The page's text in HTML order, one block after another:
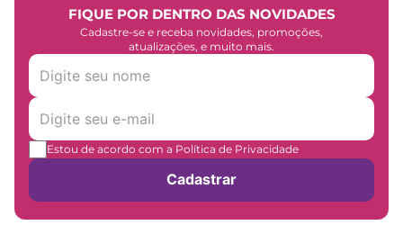
FIQUE POR DENTRO DAS NOVIDADES
Cadastre-se e receba novidades, promoções,
atualizações, e muito mais.
Estou de acordo com a Política de Privacidade
Cadastrar